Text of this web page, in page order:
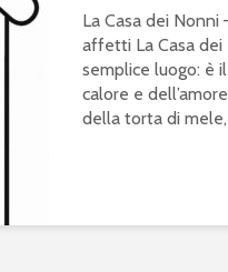
La Casa dei Nonni
affetti La Casa
semplice luogo: è
calore e
della torta di